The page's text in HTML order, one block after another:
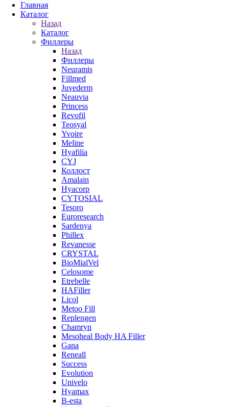
Главная
Каталог
Назад
Каталог
Филлеры
Назад
Филлеры
Neuramis
Fillmed
Juvederm
Neauvia
Princess
Revofil
Teosyal
Yvoire
Meline
Hyafilia
CYJ
Коллост
Amalain
Hyacorp
CYTOSIAL
Tesoro
Euroresearch
Sardenya
Phillex
Revanesse
CRYSTAL
BioMialVel
Celosome
Etrebelle
HAFiller
Licol
Metoo Fill
Replengen
Chamryn
Mesoheal Body HA Filler
Gana
Reneall
Success
Evolution
Univelo
Hyamax
B-esta